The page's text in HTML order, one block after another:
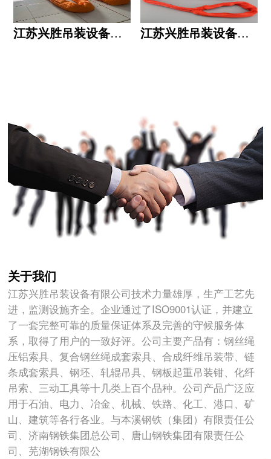
江苏兴胜吊装设备有限公司五大透明 江苏兴胜吊装设备有限公司运作模式
关于我们
江苏兴胜吊装设备有限公司技术力量雄厚，生产工艺先
进，监测设施齐全。企业通过了ISO9001认证，并建立
了一套完整可靠的质量保证体系及完善的守候服务体
系，取得了用户的一致好评。公司主要产品有：钢丝绳
压铝索具、复合钢丝绳成套索具、合成纤维吊装带、链
条成套索具、钢坯、轧辊吊具、钢板起重吊装钳、化纤
吊索、三动工具等十几类上百个品种。公司产品广泛应
用于石油、电力、冶金、机械、铁路、化工、港口、矿
山、建筑等各行各业。与本溪钢铁（集团）有限责任公
司、济南钢铁集团总公司、唐山钢铁集团有限责任公
司、芜湖钢铁有限公